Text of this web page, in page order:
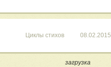
Циклы стихов 08.02.2015
загрузка